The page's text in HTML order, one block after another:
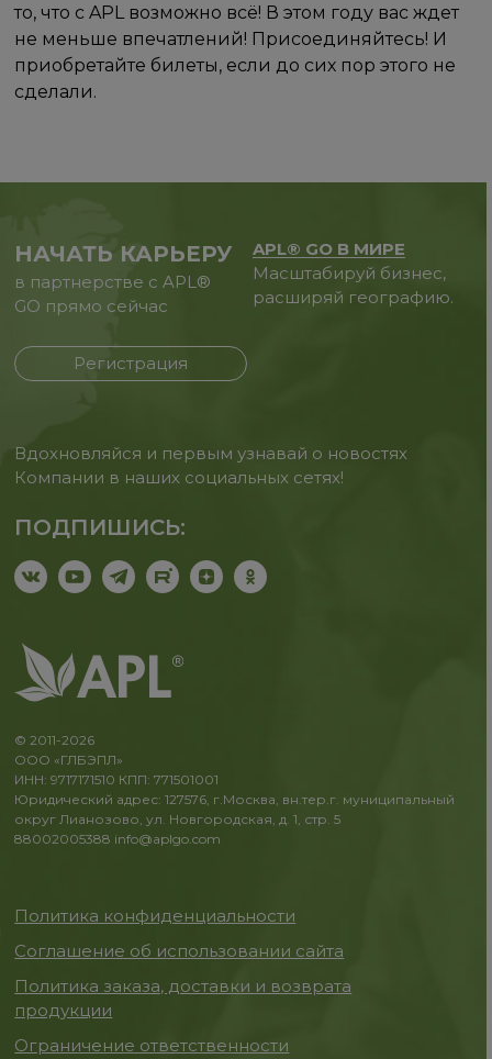
то, что с APL возможно всё! В этом году вас ждет
не меньше впечатлений! Присоединяйтесь! И
приобретайте билеты, если до сих пор этого не
сделали.
НАЧАТЬ КАРЬЕРУ
в партнерстве с APL®
GO прямо сейчас
Регистрация
APL® GO В МИРЕ
Масштабируй бизнес,
расширяй географию.
Вдохновляйся и первым узнавай о новостях
Компании в наших социальных сетях!
ПОДПИШИСЬ:
© 2011-2026
ООО «ГЛБЭПЛ»
ИНН: 9717171510 КПП: 771501001
Юридический адрес: 127576, г.Москва, вн.тер.г. муниципальный
округ Лианозово, ул. Новгородская, д. 1, стр. 5
88002005388 info@aplgo.com
Политика конфиденциальности
Соглашение об использовании сайта
Политика заказа, доставки и возврата
продукции
Ограничение ответственности